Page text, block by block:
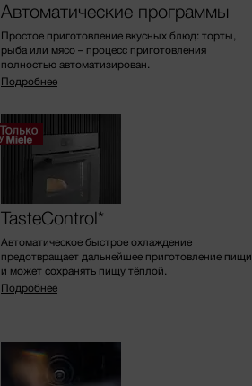
Автоматические программы
Простое приготовление вкусных блюд: торты,
рыба или мясо – процесс приготовления
полностью автоматизирован.
Подробнее
TasteControl*
Автоматическое быстрое охлаждение
предотвращает дальнейшее приготовление пищи
и может сохранять пищу тёплой.
Подробнее